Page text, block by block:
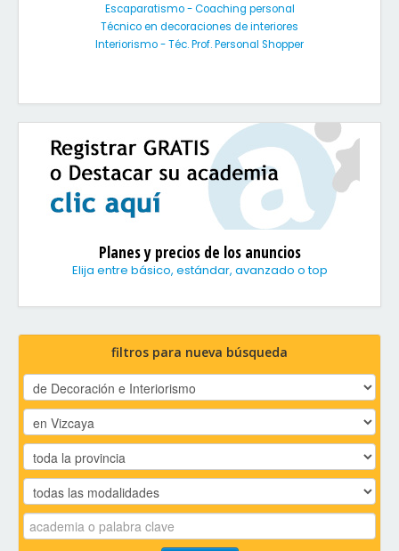
Escaparatismo - Coaching personal
Técnico en decoraciones de interiores
Interiorismo - Téc. Prof. Personal Shopper
Planes y precios de los anuncios
Elija entre básico, estándar, avanzado o top
filtros para nueva búsqueda